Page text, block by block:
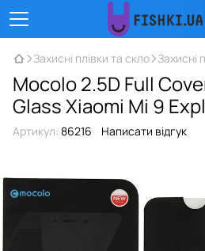
Захисні плівки та скло Захисні
Mocolo 2.5D Full
Glass Xiaomi Mi 9
Артикул: 86216 Написати відгук